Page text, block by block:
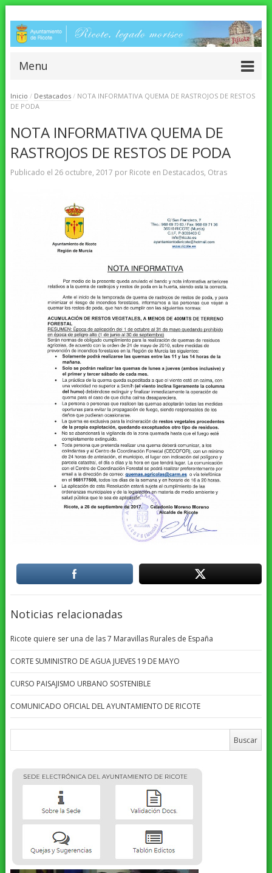
Menu
Inicio / Destacados / NOTA INFORMATIVA QUEMA DE RASTROJOS DE RESTOS
DE PODA
NOTA INFORMATIVA QUEMA DE
RASTROJOS DE RESTOS DE PODA
Publicado el 26 octubre, 2017 por Ricote en Destacados, Otras
Noticias relacionadas
Ricote quiere ser una de las 7 Maravillas Rurales de España
CORTE SUMINISTRO DE AGUA JUEVES 19 DE MAYO
CURSO PAISAJISMO URBANO SOSTENIBLE
COMUNICADO OFICIAL DEL AYUNTAMIENTO DE RICOTE